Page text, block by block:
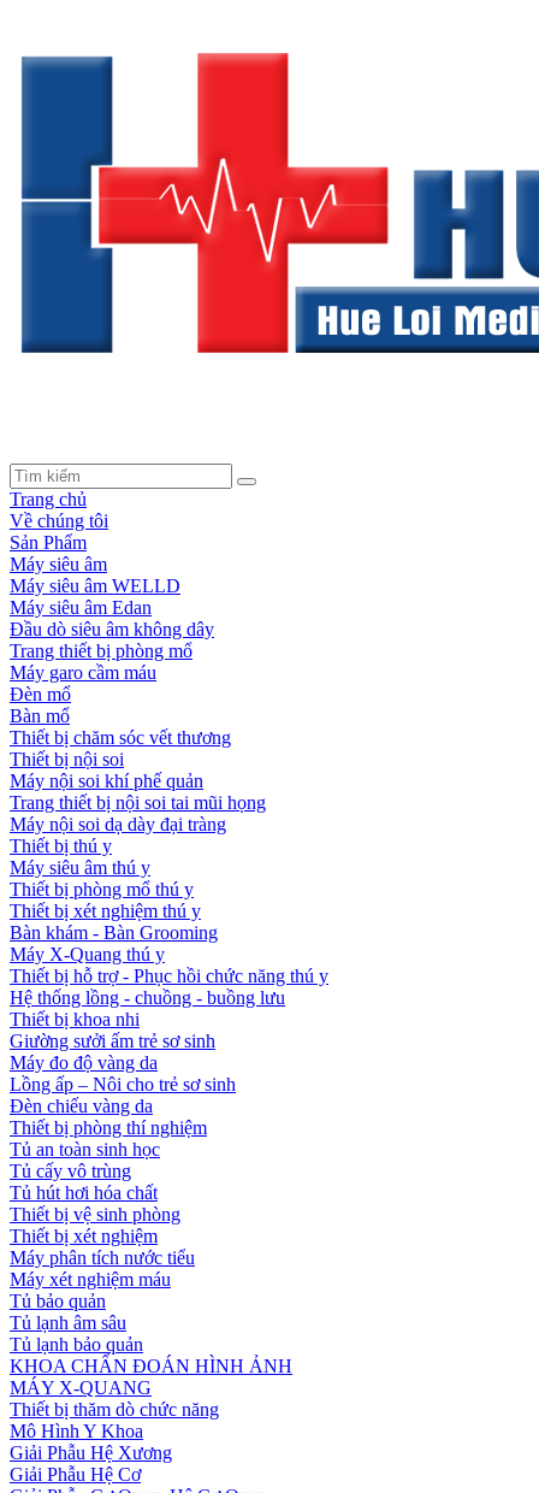
Trang chủ
Về chúng tôi
Sản Phẩm
Máy siêu âm
Máy siêu âm WELLD
Máy siêu âm Edan
Đầu dò siêu âm không dây
Trang thiết bị phòng mổ
Máy garo cầm máu
Đèn mổ
Bàn mổ
Thiết bị chăm sóc vết thương
Thiết bị nội soi
Máy nội soi khí phế quản
Trang thiết bị nội soi tai mũi họng
Máy nội soi dạ dày đại tràng
Thiết bị thú y
Máy siêu âm thú y
Thiết bị phòng mổ thú y
Thiết bị xét nghiệm thú y
Bàn khám - Bàn Grooming
Máy X-Quang thú y
Thiết bị hỗ trợ - Phục hồi chức năng thú y
Hệ thống lồng - chuồng - buồng lưu
Thiết bị khoa nhi
Giường sưởi ấm trẻ sơ sinh
Máy đo độ vàng da
Lồng ấp – Nôi cho trẻ sơ sinh
Đèn chiếu vàng da
Thiết bị phòng thí nghiệm
Tủ an toàn sinh học
Tủ cấy vô trùng
Tủ hút hơi hóa chất
Thiết bị vệ sinh phòng
Thiết bị xét nghiệm
Máy phân tích nước tiểu
Máy xét nghiệm máu
Tủ bảo quản
Tủ lạnh âm sâu
Tủ lạnh bảo quản
KHOA CHẨN ĐOÁN HÌNH ẢNH
MÁY X-QUANG
Thiết bị thăm dò chức năng
Mô Hình Y Khoa
Giải Phẫu Hệ Xương
Giải Phẫu Hệ Cơ